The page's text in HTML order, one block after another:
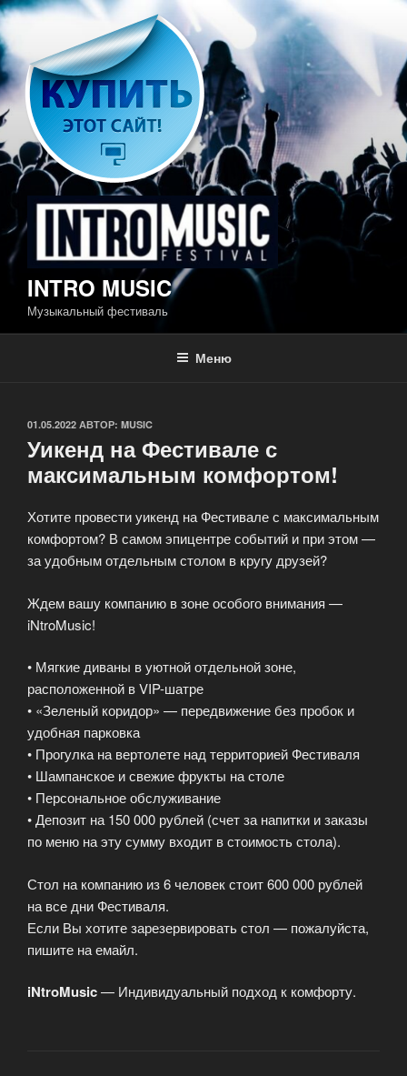
Перейти
к
содержимому
INTRO MUSIC
Музыкальный фестиваль
Меню
ОПУБЛИКОВАНО
01.05.2022 АВТОР: MUSIC
Уикенд на Фестивале с
максимальным комфортом!
Хотите провести уикенд на Фестивале с максимальным
комфортом? В самом эпицентре событий и при этом —
за удобным отдельным столом в кругу друзей?
Ждем вашу компанию в зоне особого внимания —
iNtroMusic!
• Мягкие диваны в уютной отдельной зоне,
расположенной в VIP-шатре
• «Зеленый коридор» — передвижение без пробок и
удобная парковка
• Прогулка на вертолете над территорией Фестиваля
• Шампанское и свежие фрукты на столе
• Персональное обслуживание
• Депозит на 150 000 рублей (счет за напитки и заказы
по меню на эту сумму входит в стоимость стола).
Стол на компанию из 6 человек стоит 600 000 рублей
на все дни Фестиваля.
Если Вы хотите зарезервировать стол — пожалуйста,
пишите на емайл.
iNtroMusic— Индивидуальный подход к комфорту.